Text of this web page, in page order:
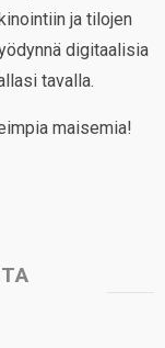
ja tilojen
digitaalisia
tavalla.
maisemia!